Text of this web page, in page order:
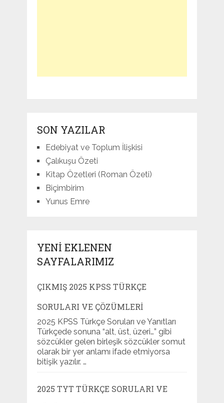
SON YAZILAR
Edebiyat ve Toplum İlişkisi
Çalıkuşu Özeti
Kitap Özetleri (Roman Özeti)
Biçimbirim
Yunus Emre
YENI EKLENEN
SAYFALARIMIZ
ÇIKMIŞ 2025 KPSS TÜRKÇE
SORULARI VE ÇÖZÜMLERI
2025 KPSS Türkçe Soruları ve Yanıtları
Türkçede sonuna “alt, üst, üzeri…” gibi
sözcükler gelen birleşik sözcükler somut
olarak bir yer anlamı ifade etmiyorsa
bitişik yazılır. …
2025 TYT TÜRKÇE SORULARI VE